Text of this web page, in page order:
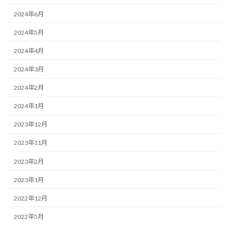
2024年6月
2024年5月
2024年4月
2024年3月
2024年2月
2024年1月
2023年12月
2023年11月
2023年2月
2023年1月
2022年12月
2022年5月